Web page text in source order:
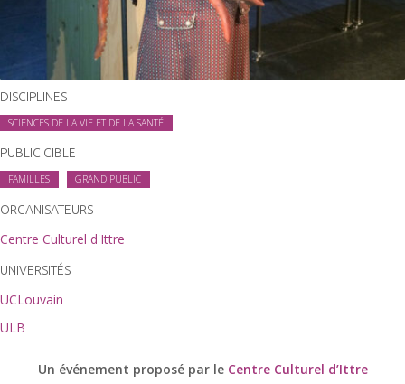
DISCIPLINES
SCIENCES DE LA VIE ET DE LA SANTÉ
PUBLIC CIBLE
FAMILLES GRAND PUBLIC
ORGANISATEURS
Centre Culturel d'Ittre
UNIVERSITÉS
UCLouvain
ULB
Un événement proposé par le Centre Culturel d’Ittre